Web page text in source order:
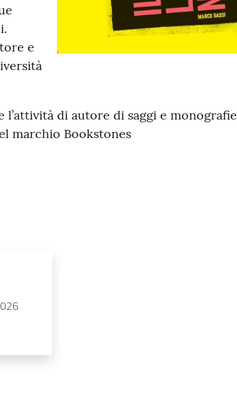
e
l’attività di autore di saggi e monografie
marchio Bookstones